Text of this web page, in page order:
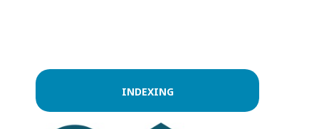
INDEXING